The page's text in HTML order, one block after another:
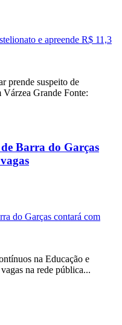
prende suspeito de
Várzea Grande Fonte:
Barra do Garças
na Educação e
na rede pública...